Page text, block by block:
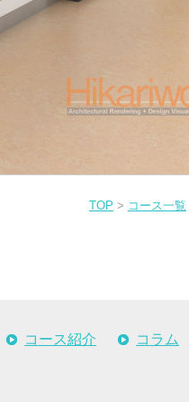
TOP > コース一覧
コース紹介 コラム